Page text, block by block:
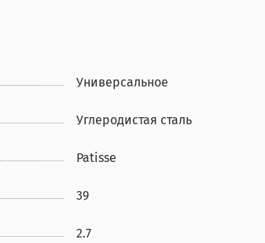
Универсальное
Углеродистая сталь
Patisse
39
2.7